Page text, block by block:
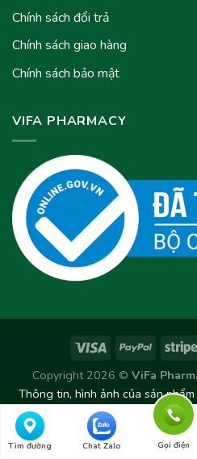
Tìm đường Chat Zalo Gọi điện
Chính sách đổi trả
Chính sách giao hàng
Chính sách bảo mật
VIFA PHARMACY
Copyright 2026 © ViFa
Thông tin, hình ảnh của sản
chất tham khảo. Sản phẩm thực
theo từng Lô